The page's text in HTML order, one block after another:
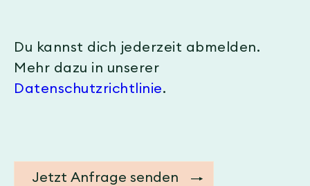
Du kannst dich jederzeit abmelden.
Mehr dazu in unserer
Datenschutzrichtlinie.